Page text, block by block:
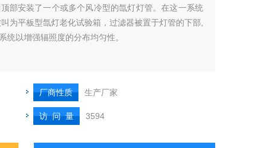
部安装了一个或多个风冷型的氙灯灯管。在这一系统
为平板型氙灯老化试验箱，过滤器被置于灯管的下部,
统以增强辐照度的分布均匀性。
厂商性质 生产厂家
访 问 量 3594